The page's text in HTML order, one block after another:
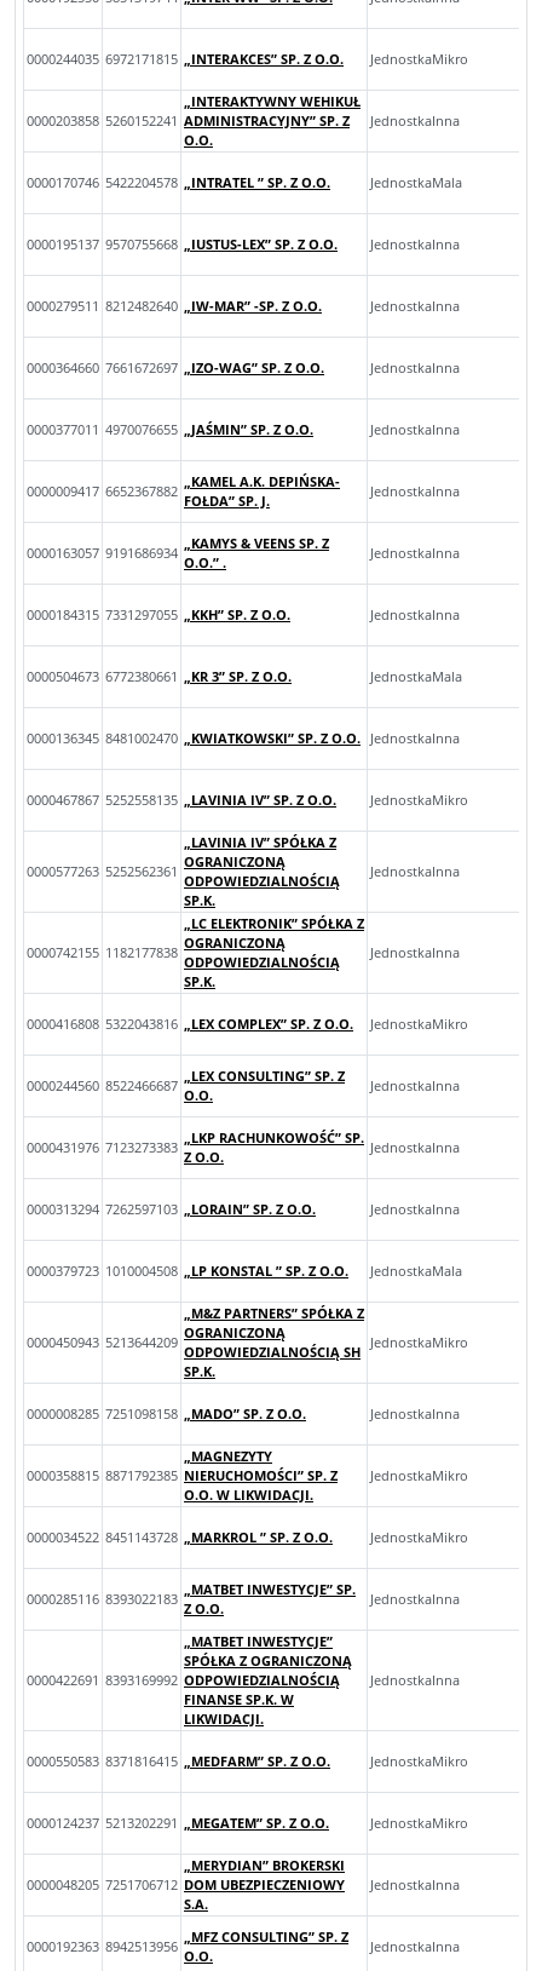
0000244035 6972171815 „INTERAKCES” SP. Z O.O. JednostkaMikro
0000203858 5260152241
„INTERAKTYWNY WEHIKUŁ
ADMINISTRACYJNY” SP. Z
O.O.
JednostkaInna
0000170746 5422204578 „INTRATEL ” SP. Z O.O. JednostkaMala
0000195137 9570755668 „IUSTUS-LEX” SP. Z O.O. JednostkaInna
0000279511 8212482640 „IW-MAR” -SP. Z O.O. JednostkaInna
0000364660 7661672697 „IZO-WAG” SP. Z O.O. JednostkaInna
0000377011 4970076655 „JAŚMIN” SP. Z O.O. JednostkaInna
0000009417 6652367882
„KAMEL A.K. DEPIŃSKA-
FOŁDA” SP. J.
JednostkaInna
0000163057 9191686934
„KAMYS & VEENS SP. Z
O.O.” .
JednostkaInna
0000184315 7331297055 „KKH” SP. Z O.O. JednostkaInna
0000504673 6772380661 „KR 3” SP. Z O.O. JednostkaMala
0000136345 8481002470 „KWIATKOWSKI” SP. Z O.O. JednostkaInna
0000467867 5252558135 „LAVINIA IV” SP. Z O.O. JednostkaMikro
0000577263 5252562361
„LAVINIA IV” SPÓŁKA Z
OGRANICZONĄ
ODPOWIEDZIALNOŚCIĄ
SP.K.
JednostkaInna
0000742155 1182177838
„LC ELEKTRONIK” SPÓŁKA Z
OGRANICZONĄ
ODPOWIEDZIALNOŚCIĄ
SP.K.
JednostkaInna
0000416808 5322043816 „LEX COMPLEX” SP. Z O.O. JednostkaMikro
0000244560 8522466687
„LEX CONSULTING” SP. Z
O.O.
JednostkaInna
0000431976 7123273383
„LKP RACHUNKOWOŚĆ” SP.
Z O.O.
JednostkaInna
0000313294 7262597103 „LORAIN” SP. Z O.O. JednostkaInna
0000379723 1010004508 „LP KONSTAL ” SP. Z O.O. JednostkaMala
0000450943 5213644209
„M&Z PARTNERS” SPÓŁKA Z
OGRANICZONĄ
ODPOWIEDZIALNOŚCIĄ SH
SP.K.
JednostkaMikro
0000008285 7251098158 „MADO” SP. Z O.O. JednostkaInna
0000358815 8871792385
„MAGNEZYTY
NIERUCHOMOŚCI” SP. Z
O.O. W LIKWIDACJI.
JednostkaMikro
0000034522 8451143728 „MARKROL ” SP. Z O.O. JednostkaMikro
0000285116 8393022183
„MATBET INWESTYCJE” SP.
Z O.O.
JednostkaInna
0000422691 8393169992
„MATBET INWESTYCJE”
SPÓŁKA Z OGRANICZONĄ
ODPOWIEDZIALNOŚCIĄ
FINANSE SP.K. W
LIKWIDACJI.
JednostkaInna
0000550583 8371816415 „MEDFARM” SP. Z O.O. JednostkaMikro
0000124237 5213202291 „MEGATEM” SP. Z O.O. JednostkaMikro
0000048205 7251706712
„MERYDIAN” BROKERSKI
DOM UBEZPIECZENIOWY
S.A.
JednostkaInna
0000192363 8942513956
„MFZ CONSULTING” SP. Z
O.O.
JednostkaInna